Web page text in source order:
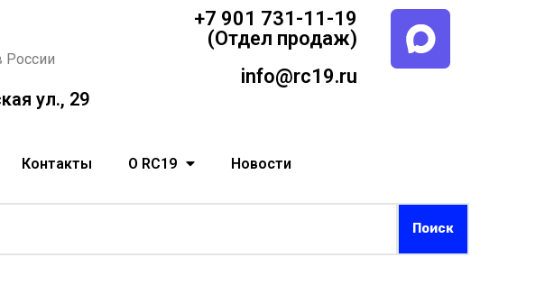
России
ул., 29
+7 901 731-11-19
(Отдел продаж)
info@rc19.ru
Контакты О RC19 Новости